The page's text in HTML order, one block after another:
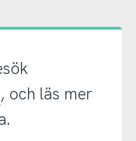
, och läs mer